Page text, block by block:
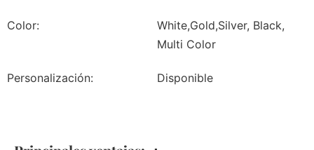
Color:
White,Gold,Silver, Black,
Multi Color
Personalización: Disponible